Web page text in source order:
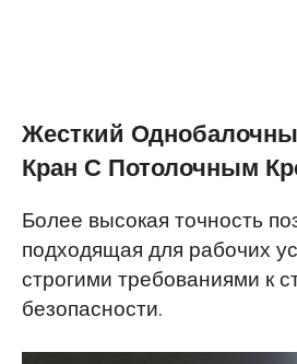
Жесткий
Кран С Потолочным
Более высокая точность
подходящая для рабочих
строгими требованиями к
безопасности.